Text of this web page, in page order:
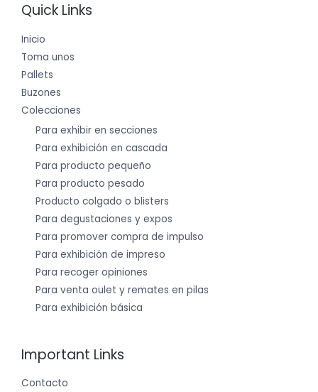
Quick Links
Inicio
Toma unos
Pallets
Buzones
Colecciones
Para exhibir en secciones
Para exhibición en cascada
Para producto pequeño
Para producto pesado
Producto colgado o blisters
Para degustaciones y expos
Para promover compra de impulso
Para exhibición de impreso
Para recoger opiniones
Para venta oulet y remates en pilas
Para exhibición básica
Important Links
Contacto